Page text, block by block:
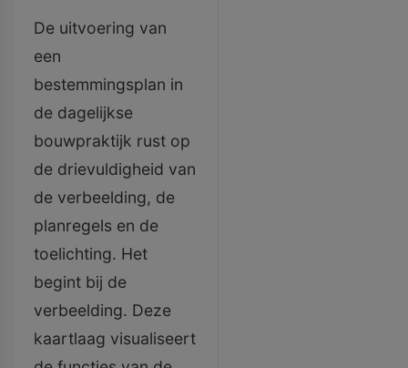
De uitvoering van
een
bestemmingsplan in
de dagelijkse
bouwpraktijk rust op
de drievuldigheid van
de verbeelding, de
planregels en de
toelichting. Het
begint bij de
verbeelding. Deze
kaartlaag visualiseert